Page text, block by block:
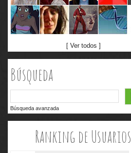
[ Ver todos ]
Búsqueda
Búsqueda avanzada
Ranking de Usuarios